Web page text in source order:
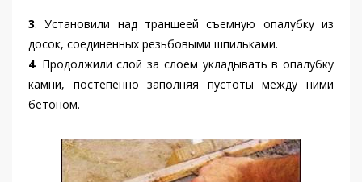
3. Установили над траншеей съемную опалубку из
досок, соединенных резьбовыми шпильками.
4. Продолжили слой за слоем укладывать в опалубку
камни, постепенно заполняя пустоты между ними
бетоном.